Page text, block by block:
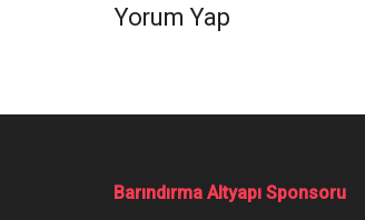
Yorum Yap
Barındırma Altyapı Sponsoru